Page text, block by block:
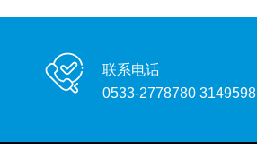
联系电话
0533-2778780 3149598